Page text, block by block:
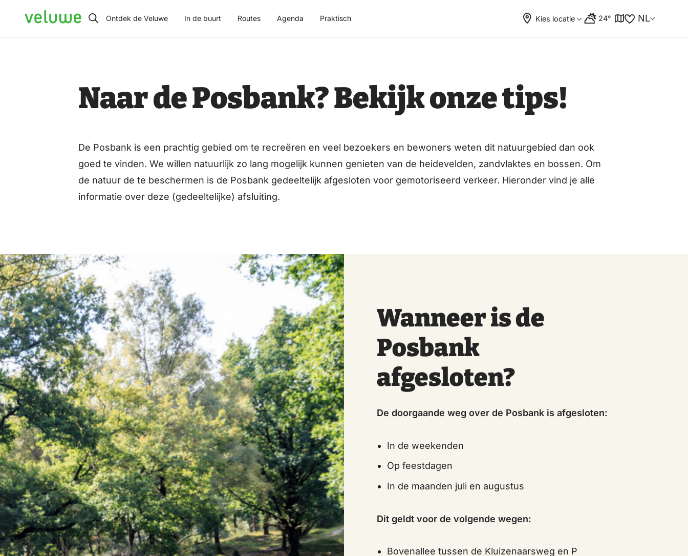
Veluwe Ontdek de Veluwe In de buurt Routes Agenda Praktisch Kies locatie 24° NL
Naar de Posbank? Bekijk onze tips!
De Posbank is een prachtig gebied om te recreëren en veel bezoekers en bewoners weten dit natuurgebied dan ook
goed te vinden. We willen natuurlijk zo lang mogelijk kunnen genieten van de heidevelden, zandvlaktes en bossen. Om
de natuur de te beschermen is de Posbank gedeeltelijk afgesloten voor gemotoriseerd verkeer. Hieronder vind je alle
informatie over deze (gedeeltelijke) afsluiting.
Wanneer is de
Posbank
afgesloten?
De doorgaande weg over de Posbank is afgesloten:
In de weekenden
Op feestdagen
In de maanden juli en augustus
Dit geldt voor de volgende wegen:
Bovenallee tussen de Kluizenaarsweg en P